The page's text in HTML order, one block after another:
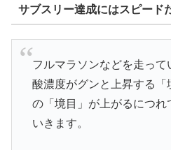
サブスリー達成にはスピード
フルマラソンなどを走っ
酸濃度がグンと上昇する「
の「境目」が上がるにつれ
いきます。